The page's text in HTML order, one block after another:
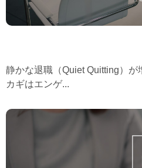
静かな退職（Quiet Quitting）
カギはエンゲ...